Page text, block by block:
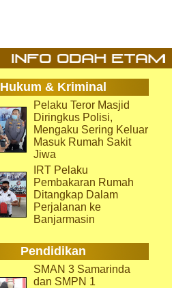
Hukum & Kriminal
Pelaku Teror Masjid
Diringkus Polisi,
Mengaku Sering Keluar
Masuk Rumah Sakit
Jiwa
IRT Pelaku
Pembakaran Rumah
Ditangkap Dalam
Perjalanan ke
Banjarmasin
Pendidikan
SMAN 3 Samarinda
dan SMPN 1